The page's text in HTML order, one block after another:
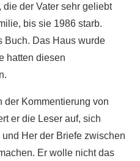
die der Vater sehr geliebt
bis sie 1986 starb.
Buch. Das Haus wurde
hatten diesen
der Kommentierung von
er die Leser auf, sich
Her der Briefe zwischen
Er wolle nicht das